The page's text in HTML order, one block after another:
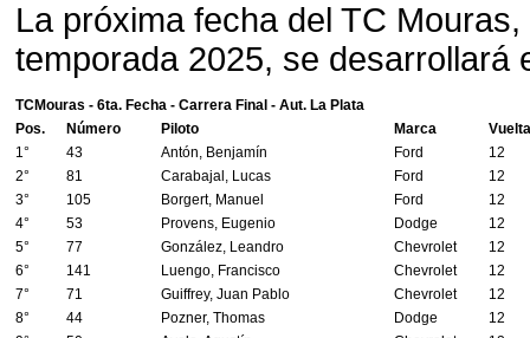
La próxima fecha del TC
temporada 2025, se desarrollará
TCMouras - 6ta. Fecha - Carrera Final - Aut. La Plata
Pos.
Número Piloto Marca
1°
43 Antón, Benjamín Ford
12
2°
81 Carabajal, Lucas Ford
12
3°
105 Borgert, Manuel Ford
12
4°
53 Provens, Eugenio Dodge
12
5°
77 González, Leandro Chevrolet
12
6°
141 Luengo, Francisco Chevrolet
12
7°
71 Guiffrey, Juan Pablo Chevrolet
12
8°
44 Pozner, Thomas Dodge
12